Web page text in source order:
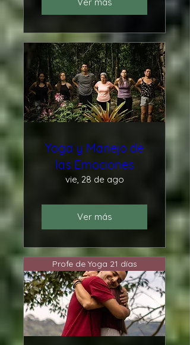
Yoga y Manejo de
las Emociones
vie, 28 de ago
Ver más
Profe de Yoga 21 días